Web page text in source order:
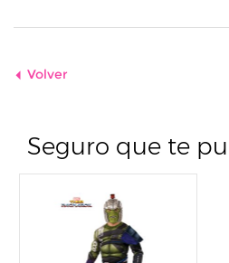
Volver
Seguro que te